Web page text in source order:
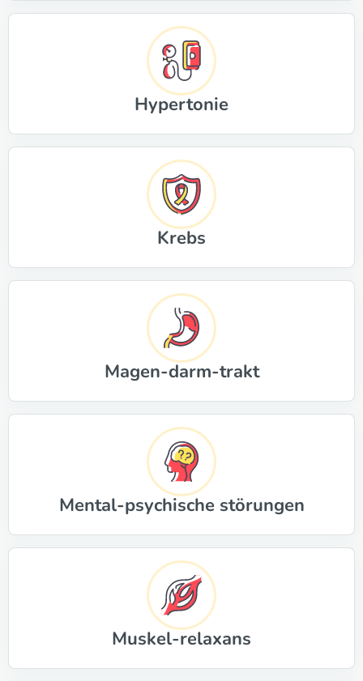
Hypertonie
Krebs
Magen-darm-trakt
Mental-psychische störungen
Muskel-relaxans